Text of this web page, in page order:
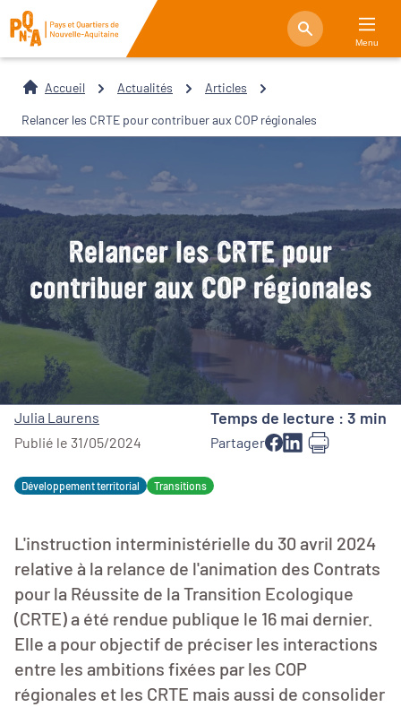
Menu
Accueil Actualités Articles
Relancer les CRTE pour contribuer aux COP régionales
Relancer les CRTE pour
contribuer aux COP régionales
Julia Laurens
Publié le 31/05/2024
Temps de lecture : 3 min
Partager
Développement territorial Transitions
L'instruction interministérielle du 30 avril 2024
relative à la relance de l'animation des Contrats
pour la Réussite de la Transition Ecologique
(CRTE) a été rendue publique le 16 mai dernier.
Elle a pour objectif de préciser les interactions
entre les ambitions fixées par les COP
régionales et les CRTE mais aussi de consolider